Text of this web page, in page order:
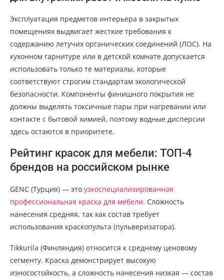
Эксплуатация предметов интерьера в закрытых
помещениях выдвигает жесткие требования к
содержанию летучих органических соединений (ЛОС). На
кухонном гарнитуре или в детской комнате допускается
использовать только те материалы, которые
соответствуют строгим стандартам экологической
безопасности. Компоненты финишного покрытия не
должны выделять токсичные пары при нагревании или
контакте с бытовой химией, поэтому водные дисперсии
здесь остаются в приоритете.
Рейтинг красок для мебели: ТОП-4
брендов на российском рынке
GENC (Турция) — это узкоспециализированная
профессиональная краска для мебели. Сложность
нанесения средняя, так как состав требует
использования краскопульта (пульверизатора).
Tikkurila (Финляндия) относится к среднему ценовому
сегменту. Краска демонстрирует высокую
износостойкость, а сложность нанесения низкая — состав